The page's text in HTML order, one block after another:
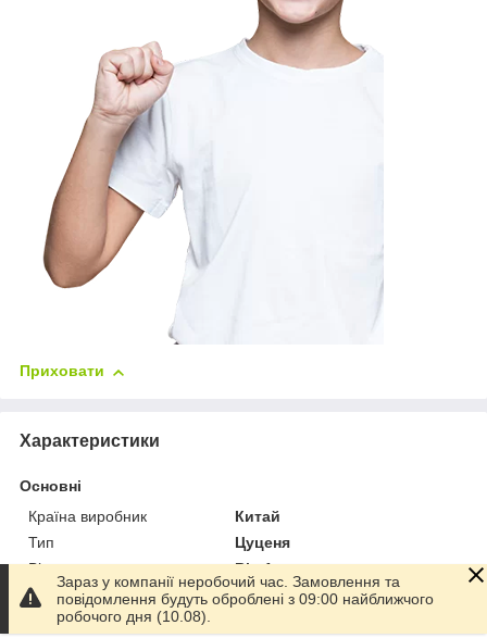
Приховати
Характеристики
Основні
Країна виробник
Китай
Тип
Цуценя
Вікова група
Від 1 року
Матеріал
Плюш
Колір
Зараз у компанії неробочий час. Замовлення та
повідомлення будуть оброблені з 09:00 найближчого
робочого дня (10.08).